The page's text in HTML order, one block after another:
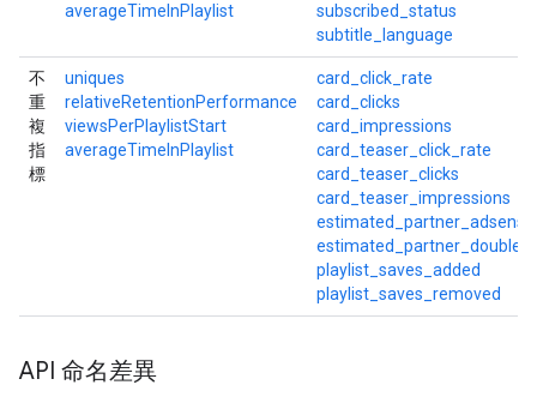
averageTimeInPlaylist
subscribed_status
subtitle_language
不
重
複
指
標
uniques
relativeRetentionPerformance
viewsPerPlaylistStart
averageTimeInPlaylist
card_click_rate
card_clicks
card_impressions
card_teaser_click_rate
card_teaser_clicks
card_teaser_impressions
playlist_saves_added
playlist_saves_removed
API 命名差異